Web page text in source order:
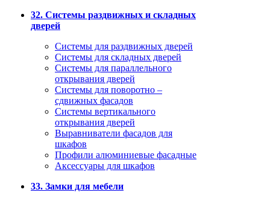
32. Системы раздвижных и складных
дверей
Системы для раздвижных дверей
Системы для складных дверей
Системы для параллельного
открывания дверей
Системы для поворотно –
сдвижных фасадов
Системы вертикального
открывания дверей
Выравниватели фасадов для
шкафов
Профили алюминиевые фасадные
Аксессуары для шкафов
33. Замки для мебели